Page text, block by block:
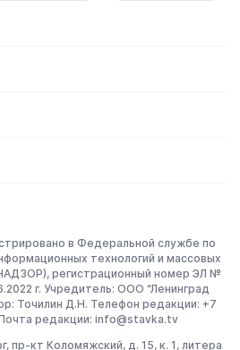
в Федеральной службе по
технологий и массовых
регистрационный номер ЭЛ №
г. Учредитель: ООО “Ленинград
Точилин Д.Н. Телефон редакции: +7
редакции: info@stavka.tv
пр-кт Коломяжский, д. 15, к. 1, литера